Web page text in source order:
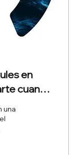
en
cuando
una